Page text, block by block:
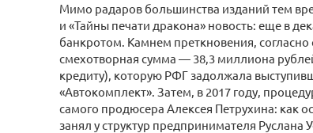
Мимо радаров большинства изданий тем
и «Тайны печати дракона» новость: еще в
банкротом. Камнем преткновения,
смехотворная сумма — 38,3 миллиона
кредиту), которую РФГ задолжала
«Автокомплект». Затем, в 2017 году,
самого продюсера Алексея Петрухина: как
занял у структур предпринимателя